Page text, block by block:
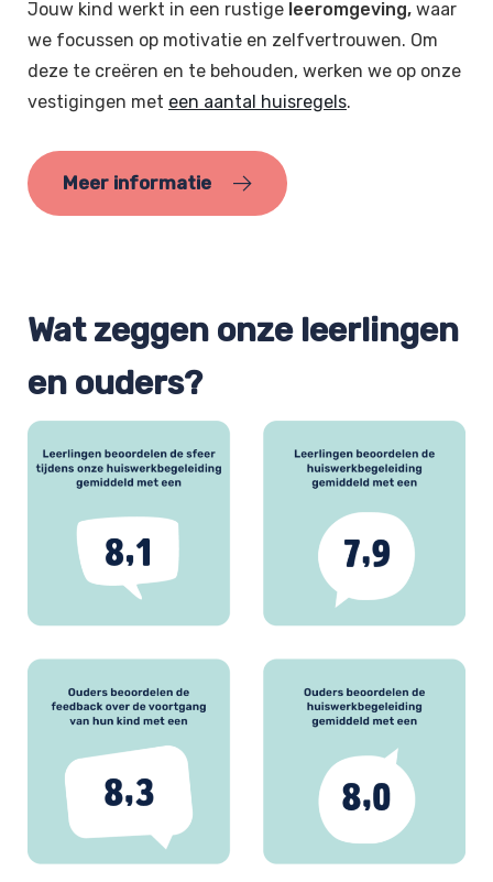
Jouw kind werkt in een rustige leeromgeving, waar
we focussen op motivatie en zelfvertrouwen. Om
deze te creëren en te behouden, werken we op onze
vestigingen met een aantal huisregels.
Meer informatie
Wat zeggen onze leerlingen
en ouders?